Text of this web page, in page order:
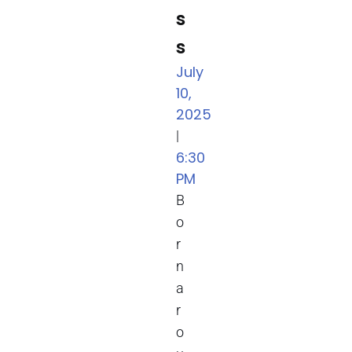
s
s
July
10,
2025
|
6:30
PM
B
o
r
n
a
r
o